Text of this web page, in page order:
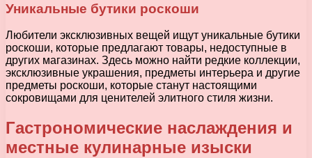
Уникальные бутики роскоши
Любители эксклюзивных вещей ищут уникальные бутики
роскоши, которые предлагают товары, недоступные в
других магазинах. Здесь можно найти редкие коллекции,
эксклюзивные украшения, предметы интерьера и другие
предметы роскоши, которые станут настоящими
сокровищами для ценителей элитного стиля жизни.
Гастрономические наслаждения и
местные кулинарные изыски